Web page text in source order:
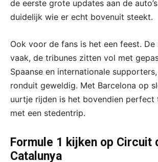
de eerste grote updates aan de
duidelijk wie er echt bovenuit steekt.
Ook voor de fans is het een feest. De
vaak, de tribunes zitten vol met
Spaanse en internationale
ronduit geweldig. Met Barcelona op
uurtje rijden is het bovendien perfect
met een stedentrip.
Formule 1 kijken op Circuit
Catalunya